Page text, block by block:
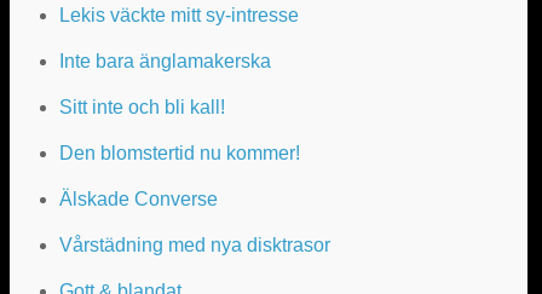
Lekis väckte mitt sy-intresse
Inte bara änglamakerska
Sitt inte och bli kall!
Den blomstertid nu kommer!
Älskade Converse
Vårstädning med nya disktrasor